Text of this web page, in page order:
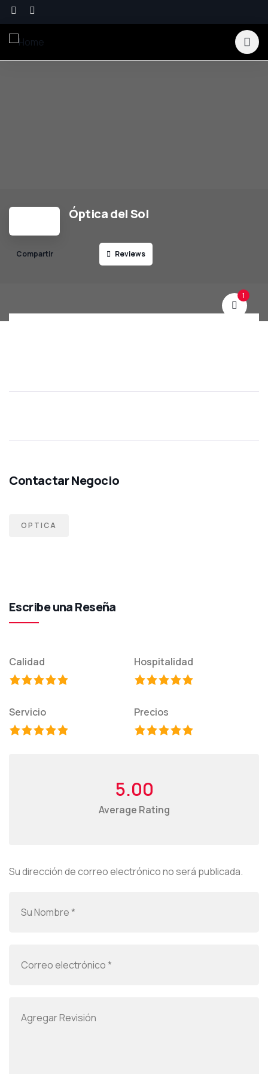
Óptica del Sol
Reviews
1
OPTICA
Escribe una Reseña
Calidad Hospitalidad
Servicio Precios
5.00
Average Rating
Su dirección de correo electrónico no será publicada.